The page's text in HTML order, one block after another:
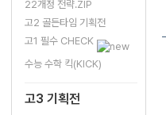
22개정 전략.ZIP
고2 골든타임 기획전
고1 필수 CHECK
수능 수학 킥(KICK)
고3 기획전